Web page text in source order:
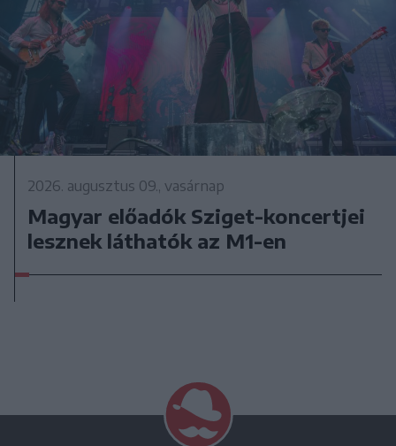
2026. augusztus 09., vasárnap
Magyar előadók Sziget-koncertjei
lesznek láthatók az M1-en